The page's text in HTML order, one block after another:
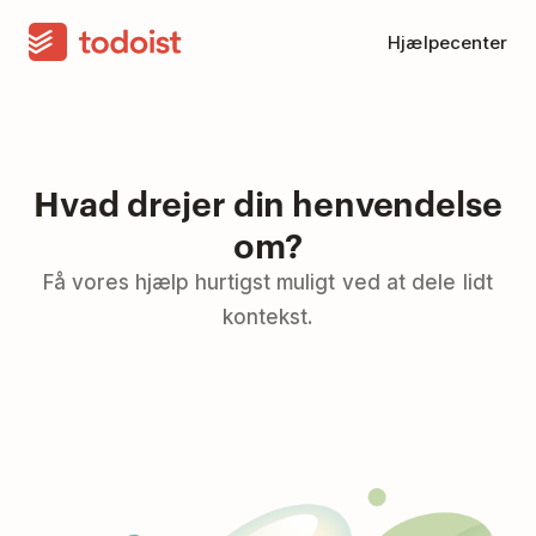
Hjælpecenter
Hvad drejer din henvendelse
om?
Få vores hjælp hurtigst muligt ved at dele lidt
kontekst.